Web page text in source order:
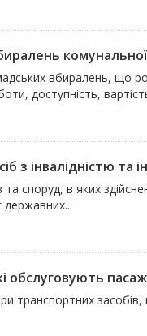
комунальної
вбиралень, що
доступність,
з інвалідністю та
та споруд, в яких
державних...
обслуговують
транспортних